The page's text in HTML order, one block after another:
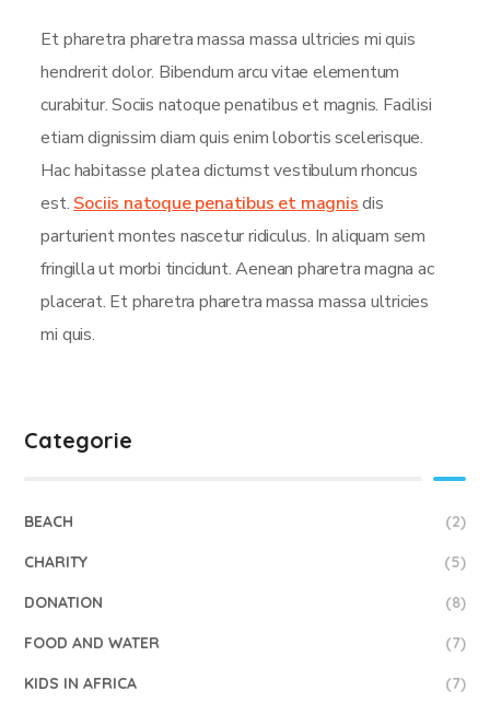
Et pharetra pharetra massa massa ultricies mi quis
hendrerit dolor. Bibendum arcu vitae elementum
curabitur. Sociis natoque penatibus et magnis. Facilisi
etiam dignissim diam quis enim lobortis scelerisque.
Hac habitasse platea dictumst vestibulum rhoncus
est. Sociis natoque penatibus et magnisdis
parturient montes nascetur ridiculus. In aliquam sem
fringilla ut morbi tincidunt. Aenean pharetra magna ac
placerat. Et pharetra pharetra massa massa ultricies
mi quis.
Categorie
BEACH (2)
CHARITY (5)
DONATION (8)
FOOD AND WATER (7)
KIDS IN AFRICA (7)